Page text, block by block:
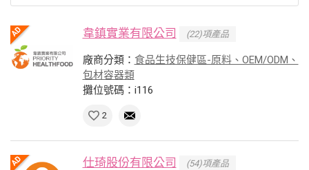
韋鎮實業有限公司 (22)項產品
廠商分類： 食品生技保健區-原料、OEM/ODM、
包材容器類
攤位號碼：i116
2
仕琦股份有限公司 (54)項產品